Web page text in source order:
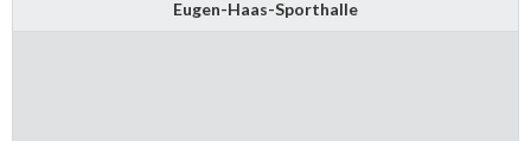
Eugen-Haas-Sporthalle